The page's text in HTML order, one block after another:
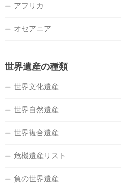
アフリカ
オセアニア
世界遺産の種類
世界文化遺産
世界自然遺産
世界複合遺産
危機遺産リスト
負の世界遺産